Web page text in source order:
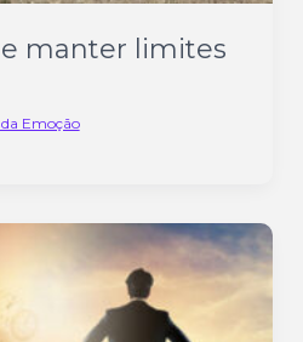
manter limites
Emoção